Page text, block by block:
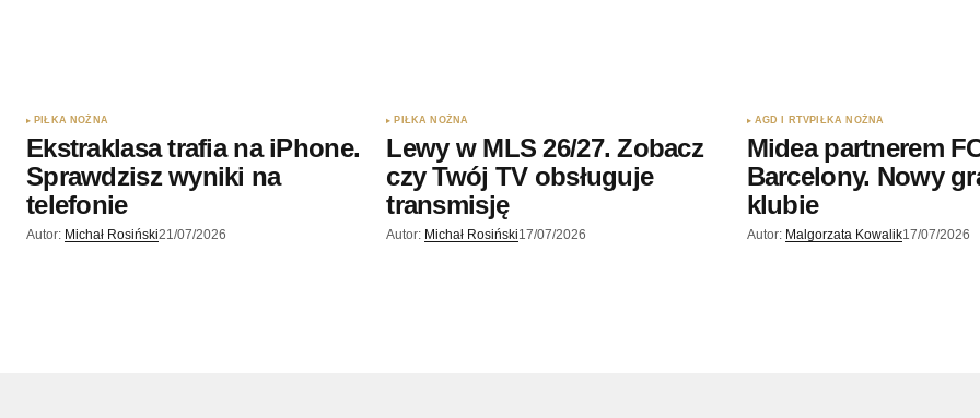
PIŁKA NOŻNA
Ekstraklasa trafia na iPhone.
Sprawdzisz wyniki na
telefonie
Autor: Michał Rosiński21/07/2026
PIŁKA NOŻNA
Lewy w MLS 26/27. Zobacz
czy Twój TV obsługuje
transmisję
Autor: Michał Rosiński17/07/2026
AGD I RTV PIŁKA NOŻNA
Midea partnerem
Barcelony. Nowy
klubie
Autor: Malgorzata Kowalik17/07/2026